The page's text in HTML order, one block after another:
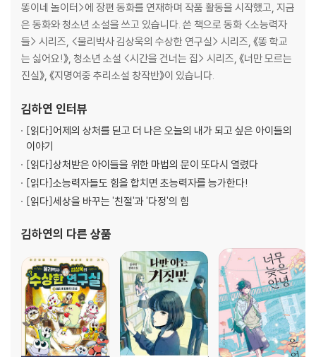
똥이네 놀이터>에 장편 동화를 연재하며 작품 활동을 시작했고, 지금
은 동화와 청소년 소설을 쓰고 있습니다. 쓴 책으로 동화 <소능력자
들> 시리즈, <물리박사 김상욱의 수상한 연구실> 시리즈, 《똥 학교
는 싫어요!》, 청소년 소설 <시간을 건너는 집> 시리즈, 《너만 모르는
진실》, 《지명여중 추리소설 창작반》이 있습니다.
김하연 인터뷰
[읽다]어제의 상처를 딛고 더 나은 오늘의 내가 되고 싶은 아이들의
이야기
[읽다]상처받은 아이들을 위한 마법의 문이 또다시 열렸다
[읽다]소능력자들도 힘을 합치면 초능력자를 능가한다!
[읽다]세상을 바꾸는 '친절'과 '다정'의 힘
김하연의 다른 상품